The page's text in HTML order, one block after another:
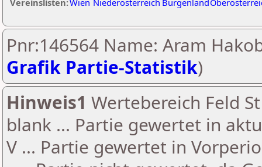
Vereinslisten:Wien Niederösterreich Burgenland
Pnr:146564 Name: Aram
Grafik Partie-Statistik)
Hinweis1 Wertebereich Feld
blank ... Partie gewertet in
V ... Partie gewertet in